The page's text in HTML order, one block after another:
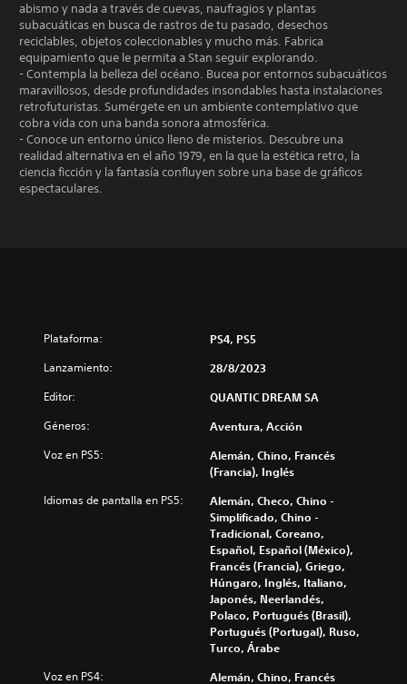
abismo y nada a través de cuevas, naufragios y plantas
subacuáticas en busca de rastros de tu pasado, desechos
reciclables, objetos coleccionables y mucho más. Fabrica
equipamiento que le permita a Stan seguir explorando.
- Contempla la belleza del océano. Bucea por entornos subacuáticos
maravillosos, desde profundidades insondables hasta instalaciones
retrofuturistas. Sumérgete en un ambiente contemplativo que
cobra vida con una banda sonora atmosférica.
- Conoce un entorno único lleno de misterios. Descubre una
realidad alternativa en el año 1979, en la que la estética retro, la
ciencia ficción y la fantasía confluyen sobre una base de gráficos
espectaculares.
Plataforma: PS4, PS5
Lanzamiento: 28/8/2023
Editor: QUANTIC DREAM SA
Géneros: Aventura, Acción
Voz en PS5:
Alemán, Chino, Francés
(Francia), Inglés
Idiomas de pantalla en PS5:
Alemán, Checo, Chino -
Simplificado, Chino -
Tradicional, Coreano,
Español, Español (México),
Francés (Francia), Griego,
Húngaro, Inglés, Italiano,
Japonés, Neerlandés,
Polaco, Portugués (Brasil),
Portugués (Portugal), Ruso,
Turco, Árabe
Voz en PS4:
Alemán, Chino, Francés